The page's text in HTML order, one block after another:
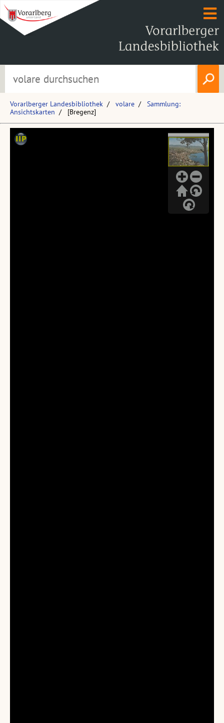
Vorarlberger Landesbibliothek volare
Sammlung:
Ansichtskarten
[Bregenz]